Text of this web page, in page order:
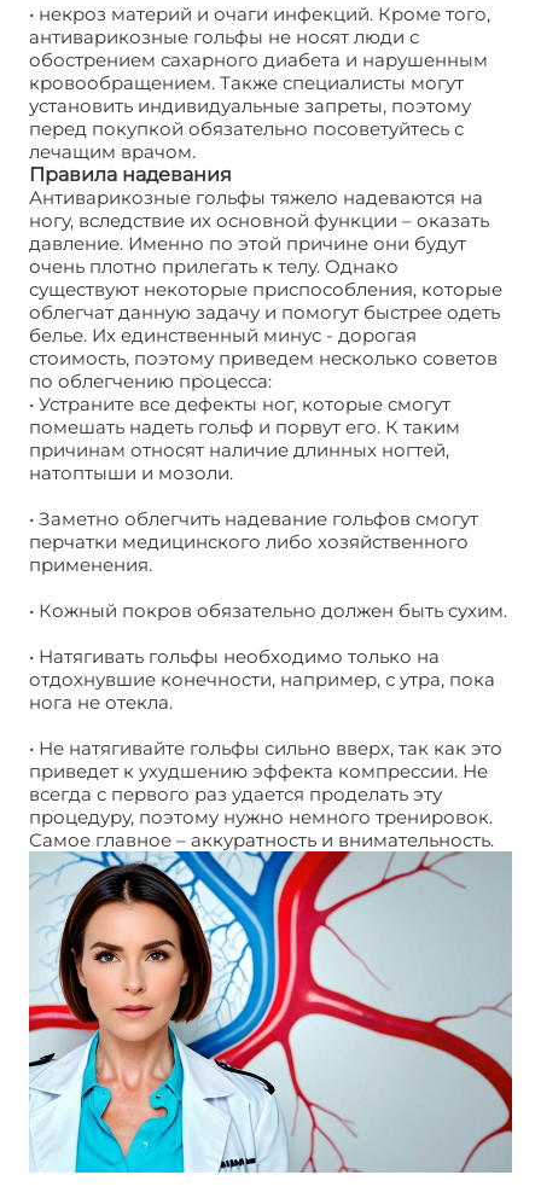
• некроз материй и очаги инфекций. Кроме того,
антиварикозные гольфы не носят люди с
обострением сахарного диабета и нарушенным
кровообращением. Также специалисты могут
установить индивидуальные запреты, поэтому
перед покупкой обязательно посоветуйтесь с
лечащим врачом.
Правила надевания
Антиварикозные гольфы тяжело надеваются на
ногу, вследствие их основной функции – оказать
давление. Именно по этой причине они будут
очень плотно прилегать к телу. Однако
существуют некоторые приспособления, которые
облегчат данную задачу и помогут быстрее одеть
белье. Их единственный минус - дорогая
стоимость, поэтому приведем несколько советов
по облегчению процесса:
• Устраните все дефекты ног, которые смогут
помешать надеть гольф и порвут его. К таким
причинам относят наличие длинных ногтей,
натоптыши и мозоли.
• Заметно облегчить надевание гольфов смогут
перчатки медицинского либо хозяйственного
применения.
• Кожный покров обязательно должен быть сухим.
• Натягивать гольфы необходимо только на
отдохнувшие конечности, например, с утра, пока
нога не отекла.
• Не натягивайте гольфы сильно вверх, так как это
приведет к ухудшению эффекта компрессии. Не
всегда с первого раз удается проделать эту
процедуру, поэтому нужно немного тренировок.
Самое главное – аккуратность и внимательность.